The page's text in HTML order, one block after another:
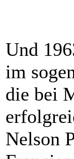
Und
im
die bei
Nelson